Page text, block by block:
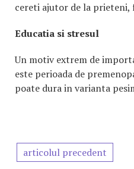
cereti ajutor de la prieteni,
Educatia si stresul
Un motiv extrem de
este perioada de
poate dura in varianta
articolul precedent